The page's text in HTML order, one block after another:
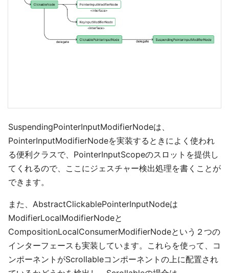
SuspendingPointerInputModifierNodeは、
PointerInputModifierNodeを実装するときによく使われ
る便利クラスで、PointerInputScopeのスロットを提供し
てくれるので、ここにジェスチャー検出処理を書くことが
できます。
また、AbstractClickablePointerInputNodeは
ModifierLocalModifierNodeと
CompositionLocalConsumerModifierNodeという２つの
インターフェースも実装しています。これらを使って、コ
ンポーネントがScrollableコンポーネントの上に配置され